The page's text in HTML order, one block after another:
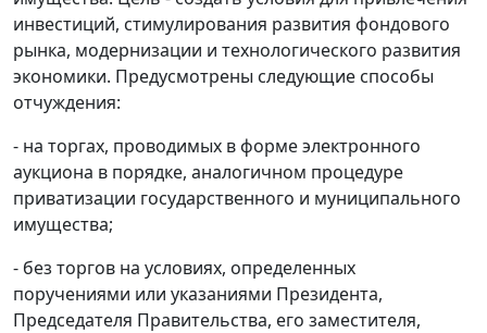
инвестиций, стимулирования развития фондового
рынка, модернизации и технологического развития
экономики. Предусмотрены следующие способы
отчуждения:
- на торгах, проводимых в форме электронного
аукциона в порядке, аналогичном процедуре
приватизации государственного и муниципального
имущества;
- без торгов на условиях, определенных
поручениями или указаниями Президента,
Председателя Правительства, его заместителя,